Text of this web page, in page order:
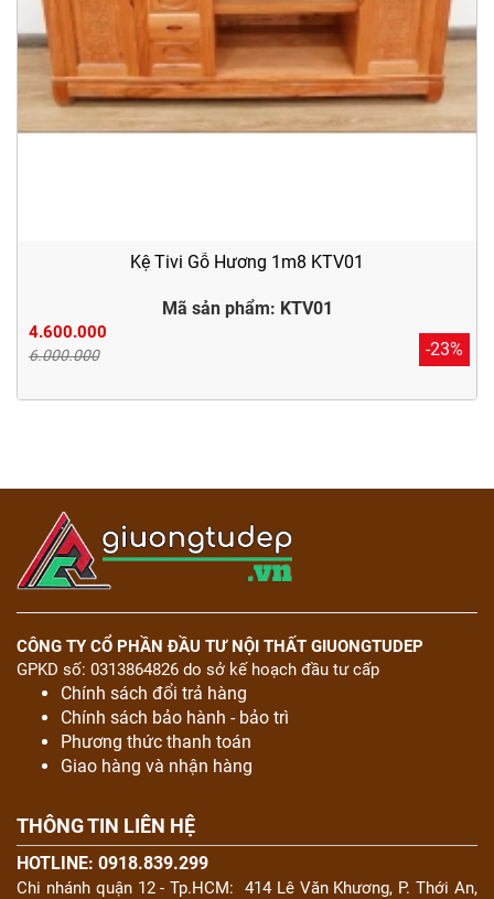
Kệ Tivi Gỗ Hương 1m8 KTV01
Mã sản phẩm: KTV01
4.600.000
6.000.000 -23%
CÔNG TY CỔ PHẦN ĐẦU TƯ NỘI THẤT GIUONGTUDEP
GPKD số: 0313864826 do sở kế hoạch đầu tư cấp
Chính sách đổi trả hàng
Chính sách bảo hành - bảo trì
Phương thức thanh toán
Giao hàng và nhận hàng
THÔNG TIN LIÊN HỆ
HOTLINE: 0918.839.299
Chi nhánh quận 12 - Tp.HCM:
414 Lê Văn Khương, P. Thới An,